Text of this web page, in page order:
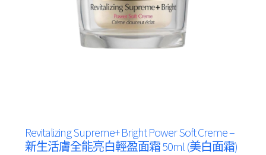
Revitalizing Supreme+ Bright Power Soft Creme –
新生活膚全能亮白輕盈面霜 50ml (美白面霜)